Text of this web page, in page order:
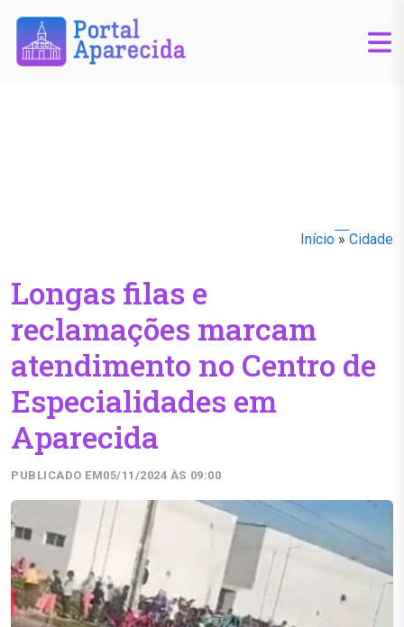
Início » Cidade
Longas filas e
reclamações marcam
atendimento no Centro de
Especialidades em
Aparecida
PUBLICADO EM05/11/2024 ÀS 09:00